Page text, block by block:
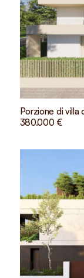
Porzione di villa
380.000 €